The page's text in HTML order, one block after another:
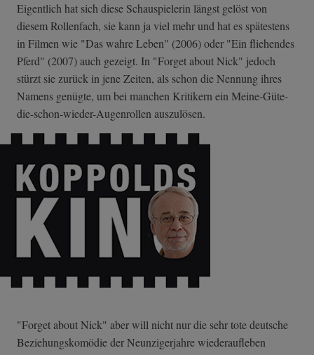
Eigentlich hat sich diese Schauspielerin längst gelöst von
diesem Rollenfach, sie kann ja viel mehr und hat es spätestens
in Filmen wie "Das wahre Leben" (2006) oder "Ein fliehendes
Pferd" (2007) auch gezeigt. In "Forget about Nick" jedoch
stürzt sie zurück in jene Zeiten, als schon die Nennung ihres
Namens genügte, um bei manchen Kritikern ein Meine-Güte-
die-­schon-wieder-Au­genrollen auszulösen.
"Forget about Nick" aber will nicht nur die sehr tote deutsche
Beziehungskomödie der Neunzigerjahre wiederaufleben